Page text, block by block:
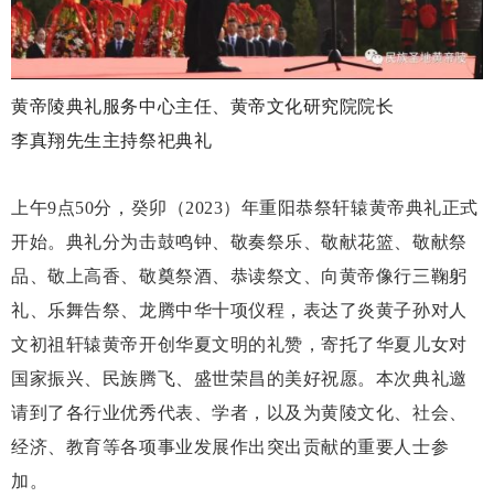
黄帝陵典礼服务中心主任、黄帝文化研究院院长
李真翔先生主持祭祀典礼
上午9点50分，癸卯（2023）年重阳恭祭轩辕黄帝典礼正式
开始。典礼分为击鼓鸣钟、敬奏祭乐、敬献花篮、敬献祭
品、敬上高香、敬奠祭酒、恭读祭文、向黄帝像行三鞠躬
礼、乐舞告祭、龙腾中华十项仪程，表达了炎黄子孙对人
文初祖轩辕黄帝开创华夏文明的礼赞，寄托了华夏儿女对
国家振兴、民族腾飞、盛世荣昌的美好祝愿。本次典礼邀
请到了各行业优秀代表、学者，以及为黄陵文化、社会、
经济、教育等各项事业发展作出突出贡献的重要人士参
加。